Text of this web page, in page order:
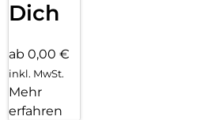
Dich
ab 0,00 €
inkl. MwSt.
Mehr
erfahren